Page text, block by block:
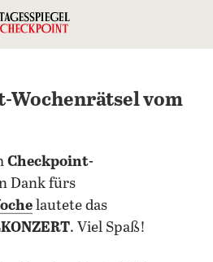
Wochenrätsel vom
Checkpoint-
Dank fürs
lautete das
. Viel Spaß!